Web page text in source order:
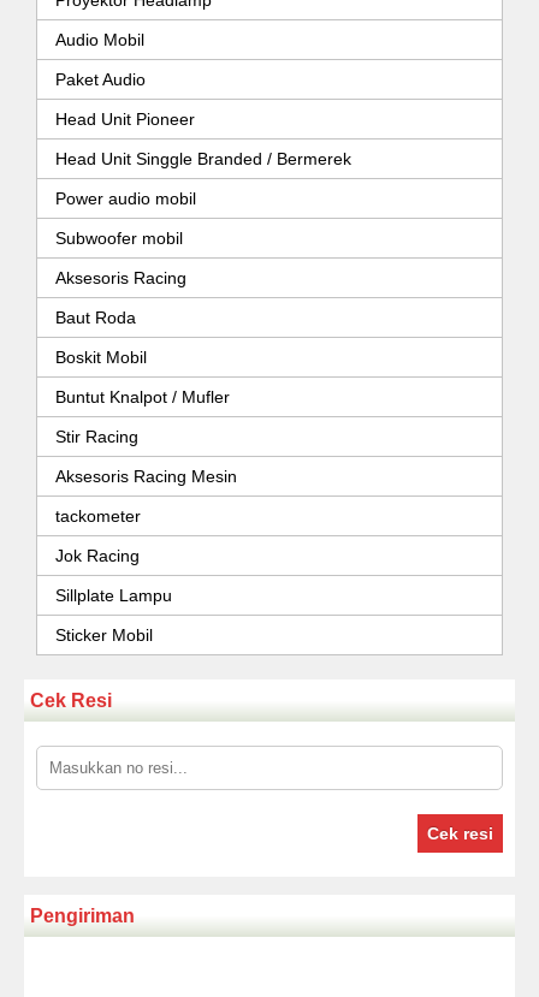
Audio Mobil
Paket Audio
Head Unit Pioneer
Head Unit Singgle Branded / Bermerek
Power audio mobil
Subwoofer mobil
Aksesoris Racing
Baut Roda
Boskit Mobil
Buntut Knalpot / Mufler
Stir Racing
Aksesoris Racing Mesin
tackometer
Jok Racing
Sillplate Lampu
Sticker Mobil
Cek Resi
Cek resi
Pengiriman